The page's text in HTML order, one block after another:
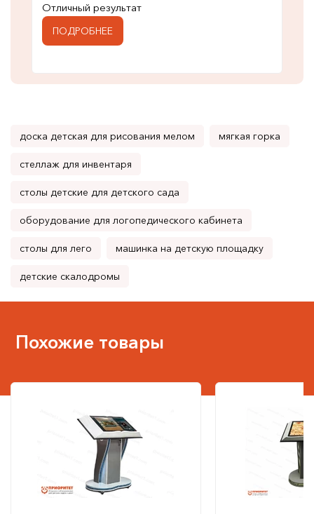
Отличный результат
ПОДРОБНЕЕ
доска детская для рисования мелом мягкая горка
стеллаж для инвентаря
столы детские для детского сада
оборудование для логопедического кабинета
столы для лего машинка на детскую площадку
детские скалодромы
Похожие товары